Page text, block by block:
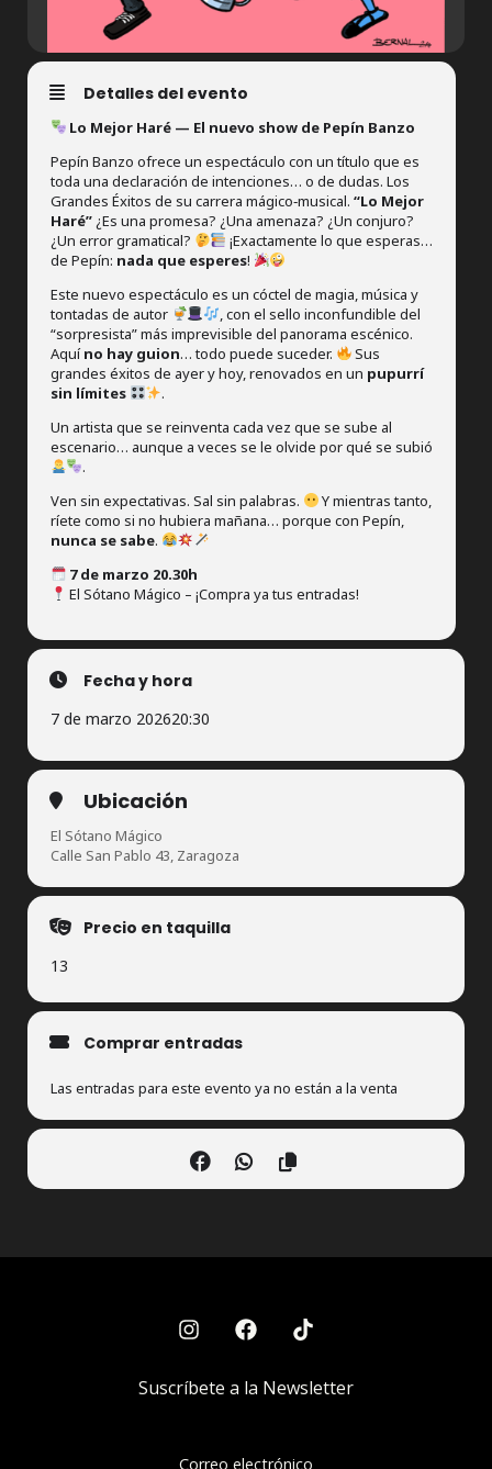
Detalles del evento
Lo Mejor Haré — El nuevo show de Pepín Banzo
Pepín Banzo ofrece un espectáculo con un título que es
toda una declaración de intenciones… o de dudas. Los
Grandes Éxitos de su carrera mágico‑musical. “Lo Mejor
Haré”¿Es una promesa? ¿Una amenaza? ¿Un conjuro?
¿Un error gramatical?
¡Exactamente lo que esperas…
de Pepín: nada que esperes!
Este nuevo espectáculo es un cóctel de magia, música y
tontadas de autor
, con el sello inconfundible del
“sorpresista” más imprevisible del panorama escénico.
Aquíno hay guion… todo puede suceder.
Sus
grandes éxitos de ayer y hoy, renovados en un pupurrí
sin límites
.
Un artista que se reinventa cada vez que se sube al
escenario… aunque a veces se le olvide por qué se subió
.
Ven sin expectativas. Sal sin palabras.
Y mientras tanto,
ríete como si no hubiera mañana… porque con Pepín,
nunca se sabe.
7 de marzo 20.30h
El Sótano Mágico – ¡Compra ya tus entradas!
Fecha y hora
7 de marzo 202620:30
Ubicación
El Sótano Mágico
Calle San Pablo 43, Zaragoza
Precio en taquilla
13
Comprar entradas
Las entradas para este evento ya no están a la venta
Suscríbete a la Newsletter
Correo electrónico